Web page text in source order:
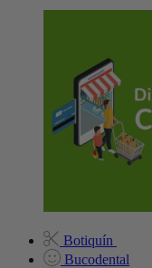
Botiquín
Bucodental